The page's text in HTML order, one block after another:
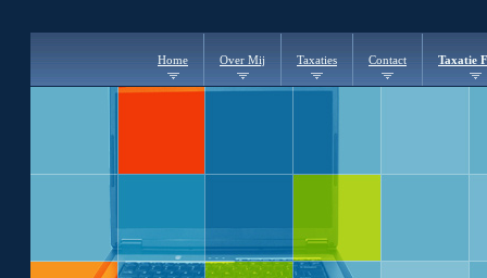
Home Over Mij Taxaties Contact Taxatie